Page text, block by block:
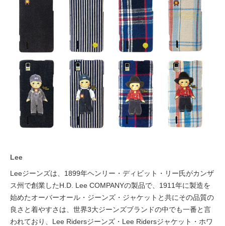
Lee
Leeジーンズは、1899年ヘンリー・ディビット・リー氏がカンザ
ス州で創業したH.D. Lee COMPANYの製品で、1911年に製造を
始めたオーバーオール・ジーンズ・ジャケットと共にその品質の
良さと着やすさは、世界3大ジーンズブランドの中でも一番と言
われており、Lee Ridersジーンズ・Lee Ridersジャケット・ホワ